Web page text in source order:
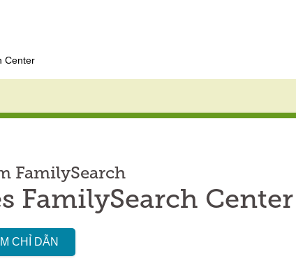
Center
FamilySearch
FamilySearch Center
CHỈ DẪN